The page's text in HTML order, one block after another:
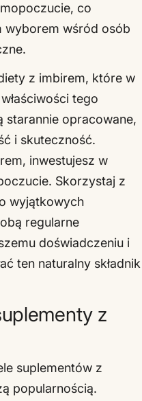
co
wyborem wśród osób
z imbirem, które w
tego
starannie opracowane,
i skuteczność.
inwestujesz w
Skorzystaj z
wyjątkowych
regularne
doświadczeniu i
ten naturalny składnik
z
suplementów z
popularnością.